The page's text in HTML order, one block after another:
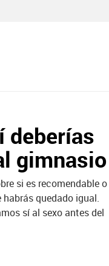
deberías
gimnasio
si es recomendable o
habrás quedado igual.
sí al sexo antes del